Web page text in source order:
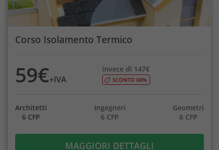
Corso Isolamento Termico
59€+IVA
invece di 147€
SCONTO 60%
Architetti
6 CFP
Ingegneri
6 CFP
Geometri
6 CFP
MAGGIORI DETTAGLI